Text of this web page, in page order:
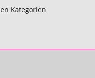
Kategorien